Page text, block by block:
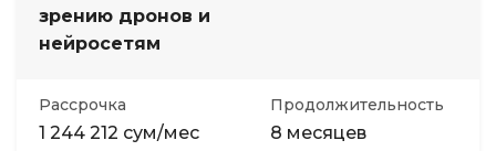
зрению дронов и
нейросетям
Рассрочка
1 244 212 сум/мес
Продолжительность
8 месяцев